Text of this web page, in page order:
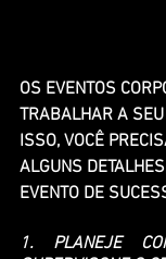
OS EVENTOS
TRABALHAR A
ISSO, VOCÊ
ALGUNS
EVENTO DE
1. PLANEJE